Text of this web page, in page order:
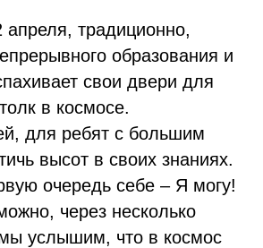
традиционно,
образования и
свои двери для
в космосе.
для ребят с большим
высот в своих знаниях.
очередь себе – Я могу!
через несколько
услышим, что в космос